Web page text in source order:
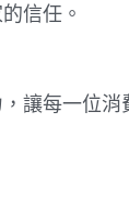
信任。
讓每一位